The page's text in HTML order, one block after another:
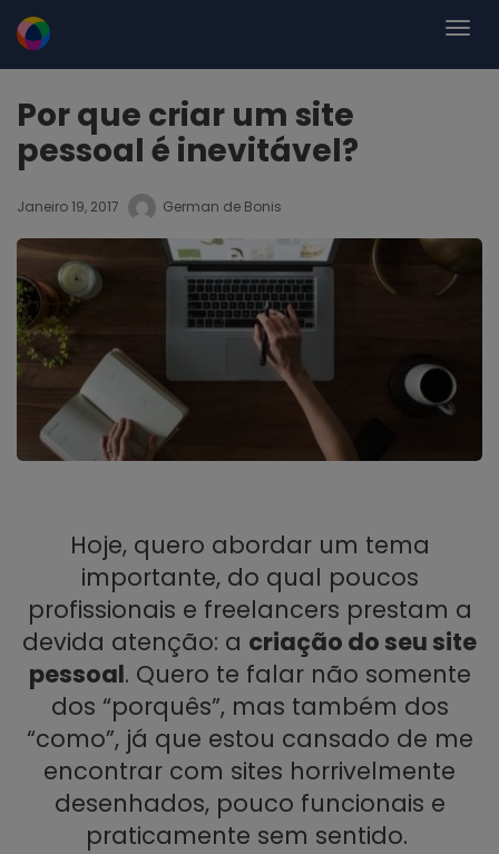
Por que criar um site
pessoal é inevitável?
Janeiro 19, 2017 German de Bonis
Hoje, quero abordar um tema
importante, do qual poucos
profissionais e freelancers prestam a
devida atenção: a criação do seu site
pessoal. Quero te falar não somente
dos “porquês”, mas também dos
“como”, já que estou cansado de me
encontrar com sites horrivelmente
desenhados, pouco funcionais e
praticamente sem sentido.